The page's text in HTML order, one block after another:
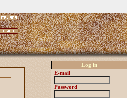
Log in
E-mail
Password